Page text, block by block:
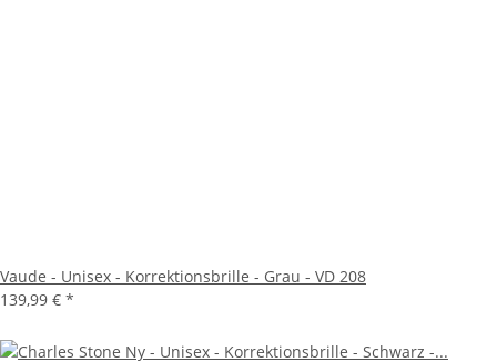
Vaude - Unisex - Korrektionsbrille - Grau - VD 208
139,99 € *